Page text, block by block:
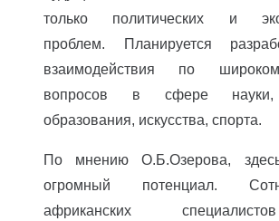
только политических и
проблем. Планируется
взаимодействия по
вопросов в сфере науки,
образования, искусства, спорта.
По мнению О.Б.Озерова,
огромный потенциал.
африканских